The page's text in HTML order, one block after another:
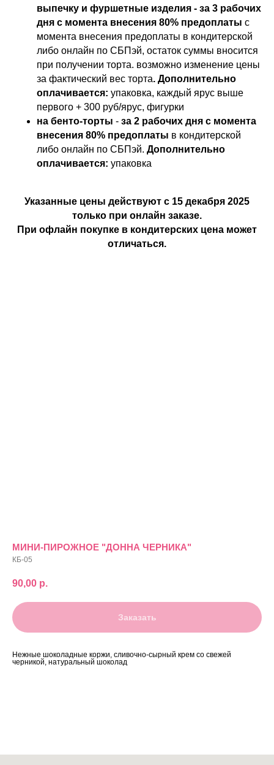
выпечку и фуршетные изделия - за 3 рабочих
дня с момента внесения 80% предоплаты с
момента внесения предоплаты в кондитерской
либо онлайн по СБПэй, остаток суммы вносится
при получении торта. возможно изменение цены
за фактический вес торта. Дополнительно
оплачивается: упаковка, каждый ярус выше
первого + 300 руб/ярус, фигурки
на бенто-торты - за 2 рабочих дня с момента
внесения 80% предоплаты в кондитерской
либо онлайн по СБПэй. Дополнительно
оплачивается: упаковка
Указанные цены действуют с 15 декабря 2025
только при онлайн заказе.
При офлайн покупке в кондитерских цена может
отличаться.
МИНИ-ПИРОЖНОЕ "ДОННА ЧЕРНИКА"
КБ-05
90,00 р.
Заказать
Нежные шоколадные коржи, сливочно-сырный крем со свежей
черникой, натуральный шоколад